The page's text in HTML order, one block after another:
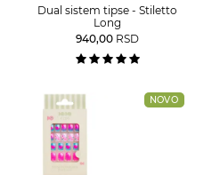
Dual sistem tipse - Stiletto
Long
940,00 RSD
NOVO